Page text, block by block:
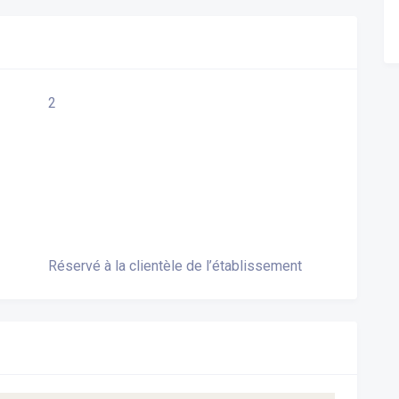
2
Réservé à la clientèle de l’établissement